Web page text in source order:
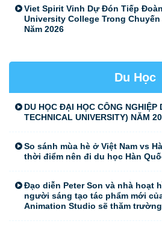
Viet Spirit Vinh Dự Đón Tiếp
University College Trong
Năm 2026
Du Học
DU HỌC ĐẠI HỌC CÔNG NGHIỆP
TECHNICAL UNIVERSITY) NĂM
So sánh mùa hè ở Việt Nam vs
thời điểm nên đi du học Hàn
Đạo diễn Peter Son và nhà hoạt
người sáng tạo tác phẩm mới
Animation Studio sẽ thăm